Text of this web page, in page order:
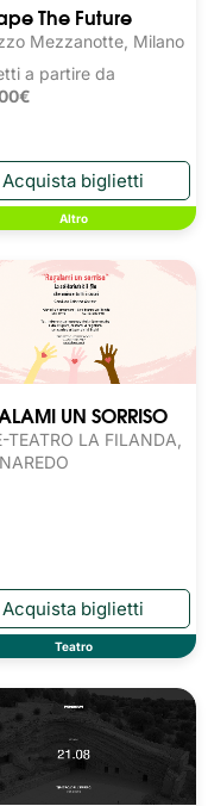
The Future
Mezzanotte, Milano
a partire da
Altro
UN SORRISO
TEATRO LA FILANDA,
Teatro